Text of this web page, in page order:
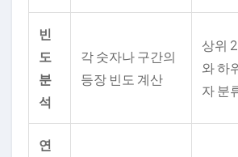
빈
도
분
석
각 숫자나 구간의
등장 빈도 계산
상위
와 하
자 분
연